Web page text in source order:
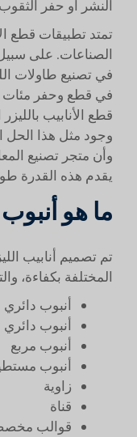
النشر أو حفر
تمتد تطبيقات قطع
الصناعات. على
في تصنيع طاولات
في قطع وحفر مئات
قطع الأنابيب
وجود مثل هذا الحل
وأن متجر تصنيع
يقدم هذه القدرة
ما هو أنبوب
تم تصميم أنابيب
المختلفة بكفاءة،
أنبوب دائري
أنبوب دائري
أنبوب مربع
أنبوب
زاوية
قناة
قوالب